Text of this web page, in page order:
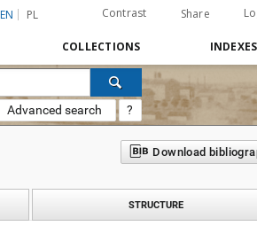
EN PL Contrast Share
COLLECTIONS INDEXES
Advanced search ?
Download
STRUCTURE